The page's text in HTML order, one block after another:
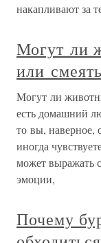
накапливают за
Могут ли
или
Могут ли
есть домашний
то вы, наверное,
иногда
может выражать
эмоции,
Почему